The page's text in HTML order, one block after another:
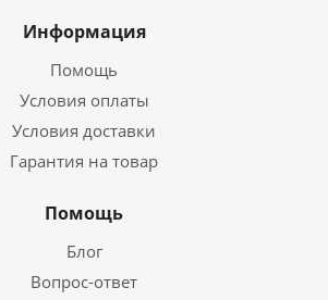
Информация
Помощь
Условия оплаты
Условия доставки
Гарантия на товар
Помощь
Блог
Вопрос-ответ